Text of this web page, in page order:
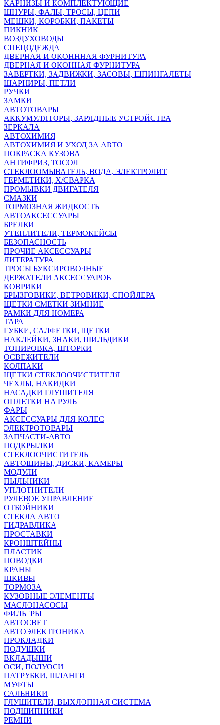
КАРНИЗЫ И КОМПЛЕКТУЮЩИЕ
ШНУРЫ, ФАЛЫ, ТРОСЫ, ЦЕПИ
МЕШКИ, КОРОБКИ, ПАКЕТЫ
ПИКНИК
ВОЗДУХОВОДЫ
СПЕЦОДЕЖДА
ДВЕРНАЯ И ОКОНННАЯ ФУРНИТУРА
ДВЕРНАЯ И ОКОННАЯ ФУРНИТУРА
ЗАВЕРТКИ, ЗАДВИЖКИ, ЗАСОВЫ, ШПИНГАЛЕТЫ
ШАРНИРЫ, ПЕТЛИ
РУЧКИ
ЗАМКИ
АВТОТОВАРЫ
АККУМУЛЯТОРЫ, ЗАРЯДНЫЕ УСТРОЙСТВА
ЗЕРКАЛА
АВТОХИМИЯ
АВТОХИМИЯ И УХОД ЗА АВТО
ПОКРАСКА КУЗОВА
АНТИФРИЗ, ТОСОЛ
СТЕКЛООМЫВАТЕЛЬ, ВОДА, ЭЛЕКТРОЛИТ
ГЕРМЕТИКИ, Х/СВАРКА
ПРОМЫВКИ ДВИГАТЕЛЯ
СМАЗКИ
ТОРМОЗНАЯ ЖИДКОСТЬ
АВТОАКСЕССУАРЫ
БРЕЛКИ
УТЕПЛИТЕЛИ, ТЕРМОКЕЙСЫ
БЕЗОПАСНОСТЬ
ПРОЧИЕ АКСЕССУАРЫ
ЛИТЕРАТУРА
ТРОСЫ БУКСИРОВОЧНЫЕ
ДЕРЖАТЕЛИ АКСЕССУАРОВ
КОВРИКИ
БРЫЗГОВИКИ, ВЕТРОВИКИ, СПОЙЛЕРА
ЩЕТКИ СМЕТКИ ЗИМНИЕ
РАМКИ ДЛЯ НОМЕРА
ТАРА
ГУБКИ, САЛФЕТКИ, ЩЕТКИ
НАКЛЕЙКИ, ЗНАКИ, ШИЛЬДИКИ
ТОНИРОВКА, ШТОРКИ
ОСВЕЖИТЕЛИ
КОЛПАКИ
ЩЕТКИ СТЕКЛООЧИСТИТЕЛЯ
ЧЕХЛЫ, НАКИДКИ
НАСАДКИ ГЛУШИТЕЛЯ
ОПЛЕТКИ НА РУЛЬ
ФАРЫ
АКСЕССУАРЫ ДЛЯ КОЛЕС
ЭЛЕКТРОТОВАРЫ
ЗАПЧАСТИ-АВТО
ПОДКРЫЛКИ
СТЕКЛООЧИСТИТЕЛЬ
АВТОШИНЫ, ДИСКИ, КАМЕРЫ
МОДУЛИ
ПЫЛЬНИКИ
УПЛОТНИТЕЛИ
РУЛЕВОЕ УПРАВЛЕНИЕ
ОТБОЙНИКИ
СТЕКЛА АВТО
ГИДРАВЛИКА
ПРОСТАВКИ
КРОНШТЕЙНЫ
ПЛАСТИК
ПОВОДКИ
КРАНЫ
ШКИВЫ
ТОРМОЗА
КУЗОВНЫЕ ЭЛЕМЕНТЫ
МАСЛОНАСОСЫ
ФИЛЬТРЫ
АВТОСВЕТ
АВТОЭЛЕКТРОНИКА
ПРОКЛАДКИ
ПОДУШКИ
ВКЛАДЫШИ
ОСИ, ПОЛУОСИ
ПАТРУБКИ, ШЛАНГИ
МУФТЫ
САЛЬНИКИ
ГЛУШИТЕЛИ, ВЫХЛОПНАЯ СИСТЕМА
ПОДШИПНИКИ
РЕМНИ